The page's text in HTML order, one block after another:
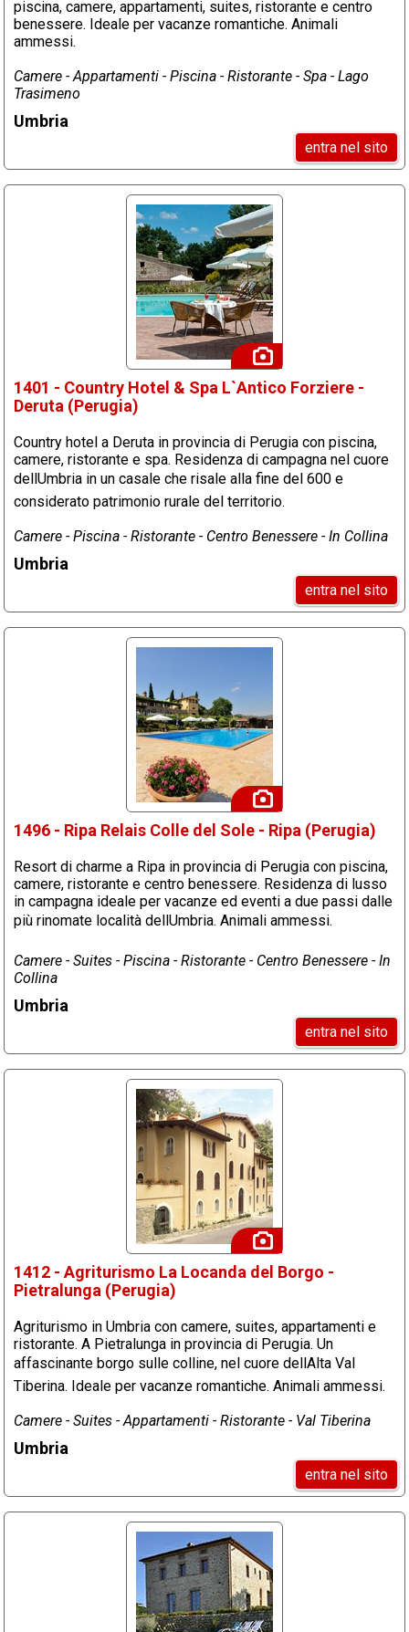
piscina, camere, appartamenti, suites, ristorante e centro
benessere. Ideale per vacanze romantiche. Animali
ammessi.
Camere - Appartamenti - Piscina - Ristorante - Spa - Lago
Trasimeno
Umbria
entra nel sito
1401 - Country Hotel & Spa L`Antico Forziere -
Deruta (Perugia)
Country hotel a Deruta in provincia di Perugia con piscina,
camere, ristorante e spa. Residenza di campagna nel cuore
dellUmbria in un casale che risale alla fine del 600 e
considerato patrimonio rurale del territorio.
Camere - Piscina - Ristorante - Centro Benessere - In Collina
Umbria
entra nel sito
1496 - Ripa Relais Colle del Sole - Ripa (Perugia)
Resort di charme a Ripa in provincia di Perugia con piscina,
camere, ristorante e centro benessere. Residenza di lusso
in campagna ideale per vacanze ed eventi a due passi dalle
più rinomate località dellUmbria. Animali ammessi.
Camere - Suites - Piscina - Ristorante - Centro Benessere - In
Collina
Umbria
entra nel sito
1412 - Agriturismo La Locanda del Borgo -
Pietralunga (Perugia)
Agriturismo in Umbria con camere, suites, appartamenti e
ristorante. A Pietralunga in provincia di Perugia. Un
affascinante borgo sulle colline, nel cuore dellAlta Val
Tiberina. Ideale per vacanze romantiche. Animali ammessi.
Camere - Suites - Appartamenti - Ristorante - Val Tiberina
Umbria
entra nel sito